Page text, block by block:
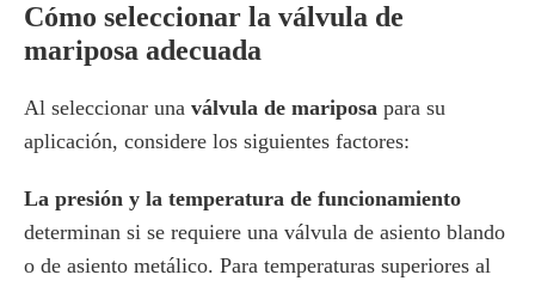
Cómo seleccionar la válvula de
mariposa adecuada
Al seleccionar una válvula de mariposa para su
aplicación, considere los siguientes factores:
La presión y la temperatura de funcionamiento
determinan si se requiere una válvula de asiento blando
o de asiento metálico. Para temperaturas superiores al